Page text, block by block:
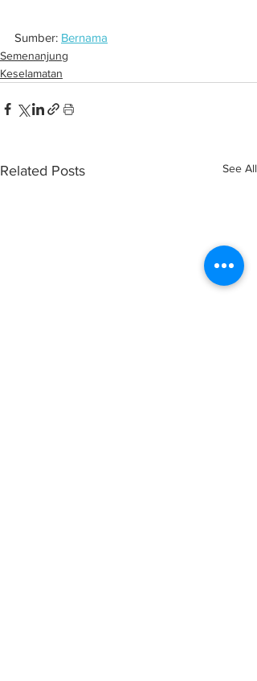
Sumber: Bernama
Semenanjung
Keselamatan
Related Posts See All